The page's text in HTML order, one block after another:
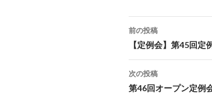
投
稿
ナ
ビ
前の投稿
【定例会】第45回定
次の投稿
第46回オープン定例